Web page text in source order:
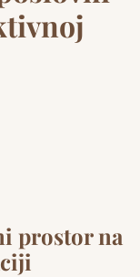
prostor na